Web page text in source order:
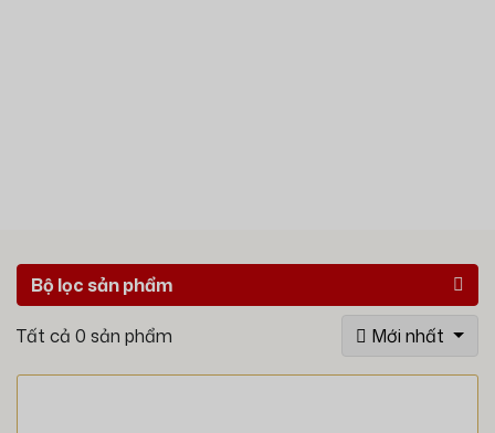
Bộ lọc sản phẩm
Tất cả 0 sản phẩm Mới nhất